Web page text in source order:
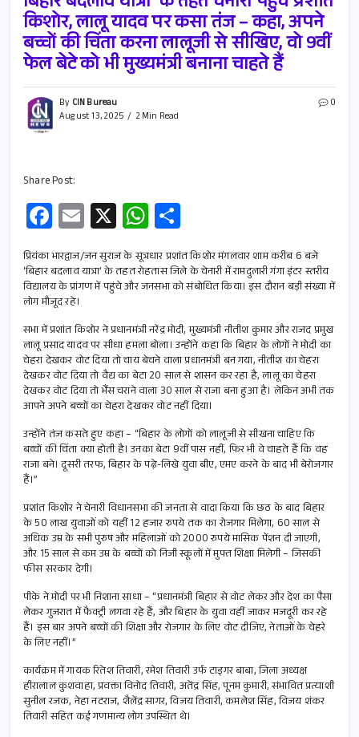
किशोर, लालू यादव पर कसा तंज – कहा, अपने
बच्चों की चिंता करना लालूजी से सीखिए, वो 9वीं
फेल बेटे को भी मुख्यमंत्री बनाना चाहते हैं
By CIN Bureau
August 13, 2025
2 Min Read
0
Share Post:
Fa
ce
b
o
o
k
E
m
ail
X W
h
at
s
A
p
p
h
ar
e
प्रियंका भारद्वाज/जन सुराज के सूत्रधार प्रशांत किशोर मंगलवार शाम करीब 6 बजे
‘बिहार बदलाव यात्रा’ के तहत रोहतास जिले के चेनारी में रामदुलारी गंगा इंटर स्तरीय
विद्यालय के प्रांगण में पहुंचे और जनसभा को संबोधित किया। इस दौरान बड़ी संख्या में
लोग मौजूद रहे।
सभा में प्रशांत किशोर ने प्रधानमंत्री नरेंद्र मोदी, मुख्यमंत्री नीतीश कुमार और राजद प्रमुख
लालू प्रसाद यादव पर सीधा हमला बोला। उन्होंने कहा कि बिहार के लोगों ने मोदी का
चेहरा देखकर वोट दिया तो चाय बेचने वाला प्रधानमंत्री बन गया, नीतीश का चेहरा
देखकर वोट दिया तो वैद्य का बेटा 20 साल से शासन कर रहा है, लालू का चेहरा
देखकर वोट दिया तो भैंस चराने वाला 30 साल से राजा बना हुआ है। लेकिन अभी तक
आपने अपने बच्चों का चेहरा देखकर वोट नहीं दिया।
उन्होंने तंज कसते हुए कहा – “बिहार के लोगों को लालूजी से सीखना चाहिए कि
बच्चों की चिंता क्या होती है। उनका बेटा 9वीं पास नहीं, फिर भी वे चाहते हैं कि वह
राजा बने। दूसरी तरफ, बिहार के पढ़े-लिखे युवा बीए, एमए करने के बाद भी बेरोजगार
हैं।”
प्रशांत किशोर ने चेनारी विधानसभा की जनता से वादा किया कि छठ के बाद बिहार
के 50 लाख युवाओं को यहीं 12 हजार रुपये तक का रोजगार मिलेगा, 60 साल से
अधिक उम्र के सभी पुरुष और महिलाओं को 2000 रुपये मासिक पेंशन दी जाएगी,
और 15 साल से कम उम्र के बच्चों को निजी स्कूलों में मुफ्त शिक्षा मिलेगी – जिसकी
फीस सरकार देगी।
पीके ने मोदी पर भी निशाना साधा – “प्रधानमंत्री बिहार से वोट लेकर और देश का पैसा
लेकर गुजरात में फैक्ट्री लगवा रहे हैं, और बिहार के युवा वहीं जाकर मजदूरी कर रहे
हैं। इस बार अपने बच्चों की शिक्षा और रोजगार के लिए वोट दीजिए, नेताओं के चेहरे
के लिए नहीं।”
कार्यक्रम में गायक रितेश तिवारी, रमेश तिवारी उर्फ टाइगर बाबा, जिला अध्यक्ष
हीरालाल कुशवाहा, प्रवक्ता विनोद तिवारी, अतेंद्र सिंह, पूनम कुमारी, संभावित प्रत्याशी
सुनील रजक, नेहा नटराज, शैलेंद्र सागर, विजय तिवारी, कमलेश सिंह, विजय शंकर
तिवारी सहित कई गणमान्य लोग उपस्थित थे।